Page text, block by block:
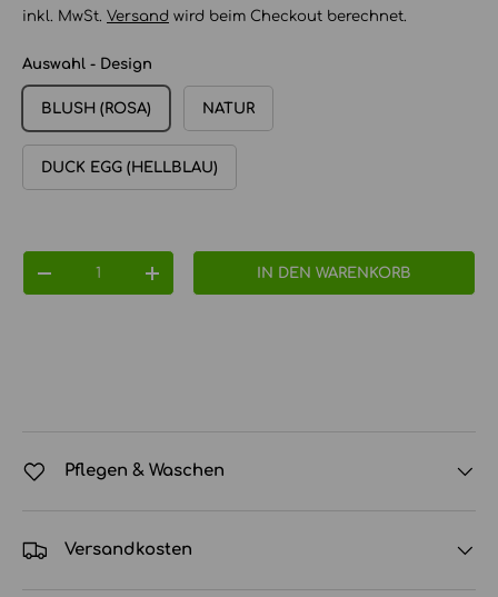
inkl. MwSt. Versand wird beim Checkout berechnet.
Auswahl - Design
BLUSH (ROSA) NATUR
DUCK EGG (HELLBLAU)
MENGE VERRINGERNMENGE ERHÖHENIN DEN WARENKORB
Pflegen & Waschen
Versandkosten